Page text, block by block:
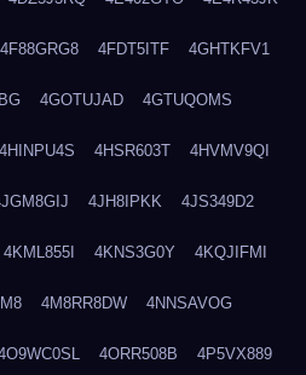
4F88GRG8 4FDT5ITF 4GHTKFV1
4GOTUJAD 4GTUQOMS
4HINPU4S 4HSR603T 4HVMV9QI
4JH8IPKK 4JS349D2
4KML855I 4KNS3G0Y 4KQJIFMI
4M8RR8DW 4NNSAVOG
4ORR508B 4P5VX889